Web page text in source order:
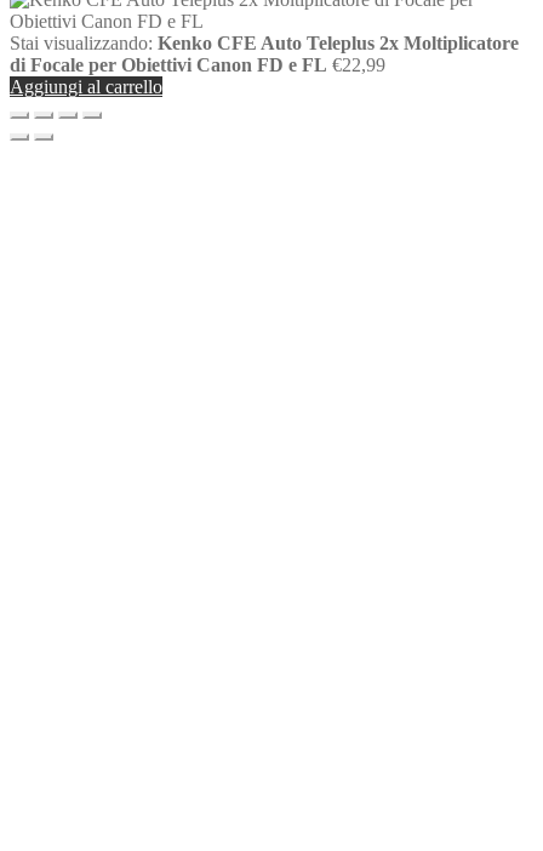
Stai visualizzando: Kenko CFE Auto Teleplus 2x Moltiplicatore
di Focale per Obiettivi Canon FD e FL €22,99
Aggiungi al carrello